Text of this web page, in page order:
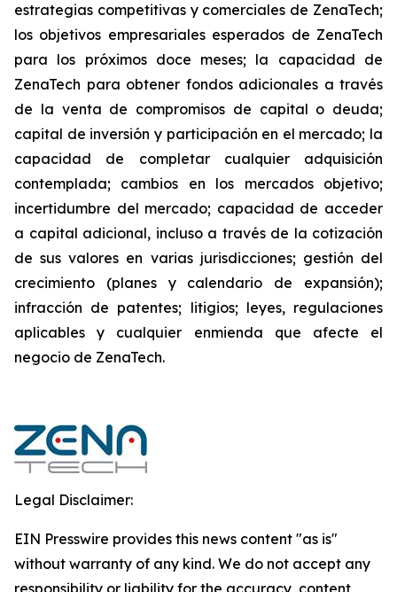
estrategias competitivas y comerciales de ZenaTech;
los objetivos empresariales esperados de ZenaTech
para los próximos doce meses; la capacidad de
ZenaTech para obtener fondos adicionales a través
de la venta de compromisos de capital o deuda;
capital de inversión y participación en el mercado; la
capacidad de completar cualquier adquisición
contemplada; cambios en los mercados objetivo;
incertidumbre del mercado; capacidad de acceder
a capital adicional, incluso a través de la cotización
de sus valores en varias jurisdicciones; gestión del
crecimiento (planes y calendario de expansión);
infracción de patentes; litigios; leyes, regulaciones
aplicables y cualquier enmienda que afecte el
negocio de ZenaTech.
Legal Disclaimer:
EIN Presswire provides this news content "as is"
without warranty of any kind. We do not accept any
responsibility or liability for the accuracy, content,